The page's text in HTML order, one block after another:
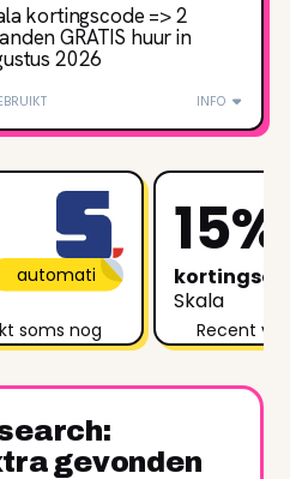
kortingscode => 2
GRATIS huur in
2026
INFO
automati
soms nog
15%
Skala
Recent
gevonden